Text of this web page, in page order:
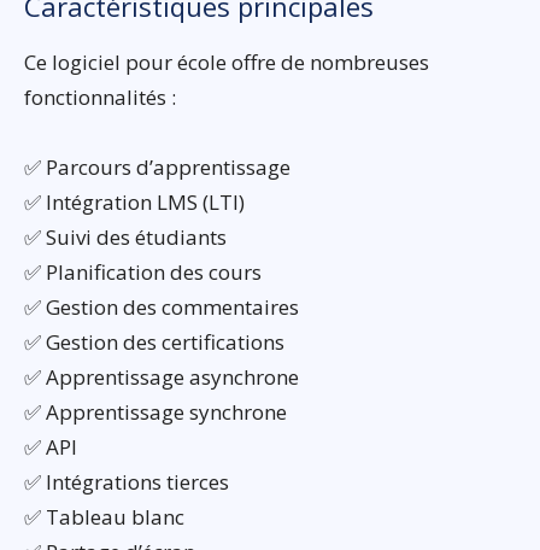
Ce logiciel pour école offre de nombreuses
fonctionnalités :
✅ Parcours d’apprentissage
✅ Intégration LMS (LTI)
✅ Suivi des étudiants
✅ Planification des cours
✅ Gestion des commentaires
✅ Gestion des certifications
✅ Apprentissage asynchrone
✅ Apprentissage synchrone
✅ API
✅ Intégrations tierces
✅ Tableau blanc